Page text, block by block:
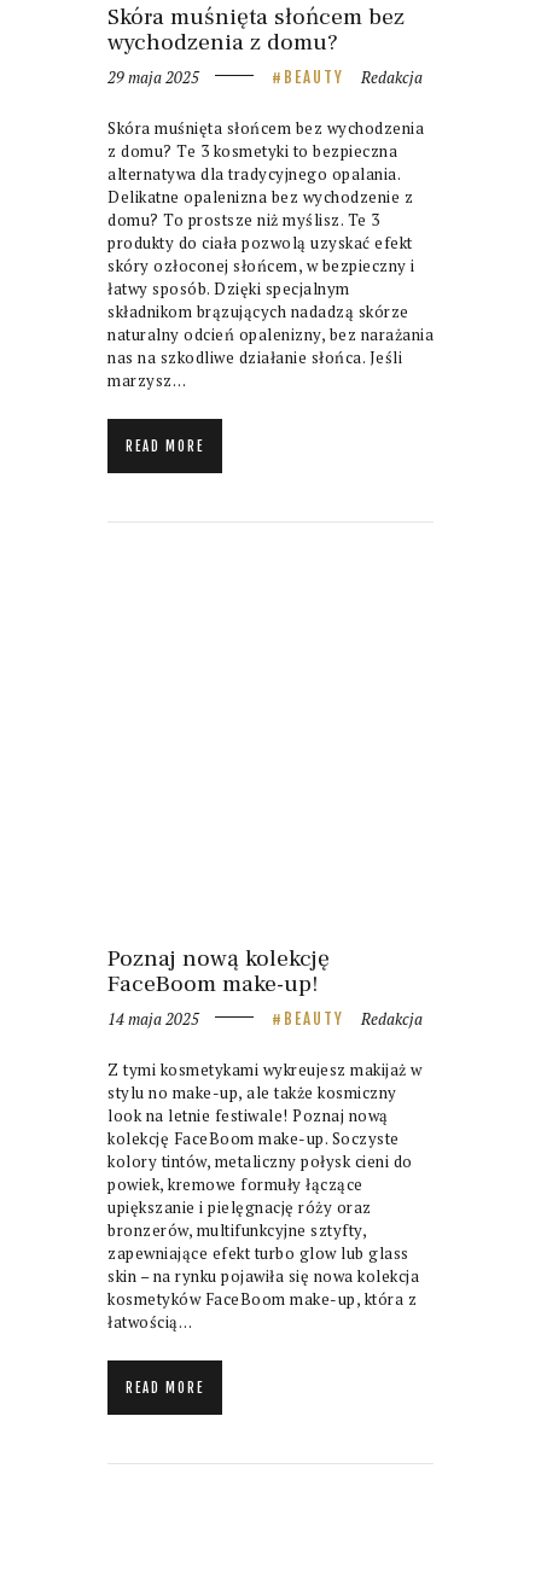
Skóra muśnięta słońcem bez
wychodzenia z domu?
29 maja 2025 BEAUTY Redakcja
Skóra muśnięta słońcem bez wychodzenia
z domu? Te 3 kosmetyki to bezpieczna
alternatywa dla tradycyjnego opalania.
Delikatne opalenizna bez wychodzenie z
domu? To prostsze niż myślisz. Te 3
produkty do ciała pozwolą uzyskać efekt
skóry ozłoconej słońcem, w bezpieczny i
łatwy sposób. Dzięki specjalnym
składnikom brązujących nadadzą skórze
naturalny odcień opalenizny, bez narażania
nas na szkodliwe działanie słońca. Jeśli
marzysz…
READ MORE
Poznaj nową kolekcję
FaceBoom make-up!
14 maja 2025 BEAUTY Redakcja
Z tymi kosmetykami wykreujesz makijaż w
stylu no make-up, ale także kosmiczny
look na letnie festiwale! Poznaj nową
kolekcję FaceBoom make-up. Soczyste
kolory tintów, metaliczny połysk cieni do
powiek, kremowe formuły łączące
upiększanie i pielęgnację róży oraz
bronzerów, multifunkcyjne sztyfty,
zapewniające efekt turbo glow lub glass
skin – na rynku pojawiła się nowa kolekcja
kosmetyków FaceBoom make-up, która z
łatwością…
READ MORE